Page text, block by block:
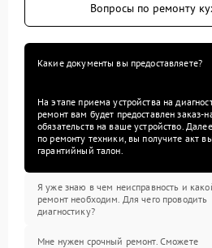
Вопросы по ремонту
Какие документы вы предоставляете?
На этапе приема устройства на
ремонт вам будет предоставлен заказ-
обязательств на ваше устройство.
по ремонту техники, вы получите акт
гарантийный талон.
Я уже знаю в чем неисправность и
ремонт необходим. Для чего проводить
диагностику?
Мне нужен срочный ремонт. Сможете